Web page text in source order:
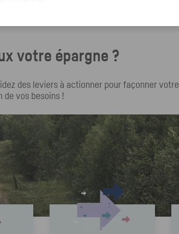
votre épargne ?
des leviers à actionner pour façonner votre
vos besoins !